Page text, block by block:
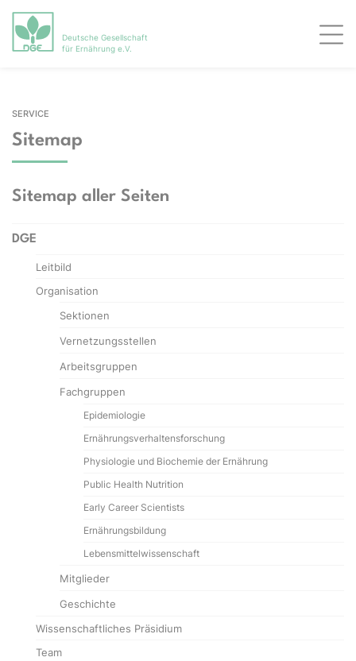
Deutsche Gesellschaft
für Ernährung e.V.
SERVICE
Sitemap
Sitemap aller Seiten
DGE
Leitbild
Organisation
Sektionen
Vernetzungsstellen
Arbeitsgruppen
Fachgruppen
Epidemiologie
Ernährungsverhaltensforschung
Physiologie und Biochemie der Ernährung
Public Health Nutrition
Early Career Scientists
Ernährungsbildung
Lebensmittelwissenschaft
Mitglieder
Geschichte
Wissenschaftliches Präsidium
Team